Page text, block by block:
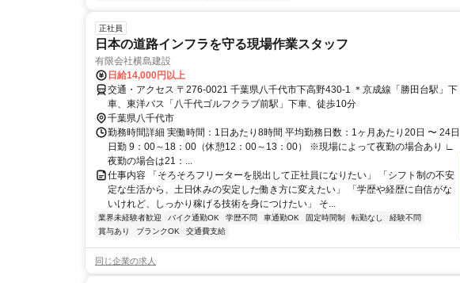
正社員
日本の道路インフラを守る現場作業スタッフ
有限会社横島建設
日給14,000円以上
交通・アクセス 〒276-0021 千葉県八千代市下高野430-1 ＊京成線「勝田台駅」下
車、東洋バス「八千代ゴルフクラブ前駅」下車、徒歩10分
千葉県八千代市
勤務時間詳細 実働時間：1日あたり8時間 平均勤務日数：1ヶ月あたり20日 〜 24日
日勤 9：00～18：00（休憩12：00～13：00） ※現場によって夜勤の場合あり ∟
夜勤の場合は21：...
仕事内容 「そろそろフリーターを脱出して正社員になりたい」 「シフト制の不安
定な生活から、土日休みの安定した働き方に変えたい」 「学歴や経歴に自信がな
いけれど、しっかり稼げる技術を身につけたい」 そ...
業界未経験者歓迎 バイク通勤OK 学歴不問 車通勤OK 固定時間制 転勤なし
経験不問
賞与あり
ブランクOK 交通費支給
同じ企業の求人